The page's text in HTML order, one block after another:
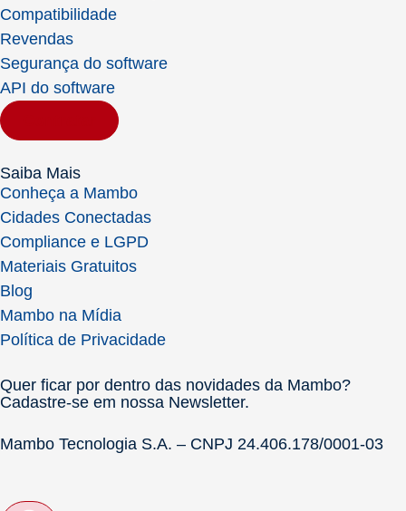
Compatibilidade
Revendas
Segurança do software
API do software
Saiba Mais
Conheça a Mambo
Cidades Conectadas
Compliance e LGPD
Materiais Gratuitos
Blog
Mambo na Mídia
Política de Privacidade
Quer ficar por dentro das novidades da Mambo?
Cadastre-se em nossa Newsletter.
Mambo Tecnologia S.A. – CNPJ 24.406.178/0001-03